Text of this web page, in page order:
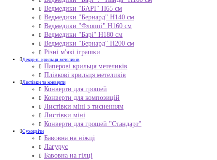
Ведмедики "БАРІ" Н65 см
Ведмедики "Бернард" Н140 см
Ведмедики "Флоппі" Н160 см
Ведмедики "Барі" Н180 см
Ведмедики "Бернард" Н200 см
Різні м'які іграшки
Декор-ні крильця метеликів
Паперові крильця метеликів
Плівкові крильця метеликів
Листівки та конверти
Конверти для грошей
Конверти для композицій
Листівки міні з тисненням
Листівки міні
Конверти для грошей "Стандарт"
Сухоцвіти
Бавовна на ніжці
Лагурус
Бавовна на гілці